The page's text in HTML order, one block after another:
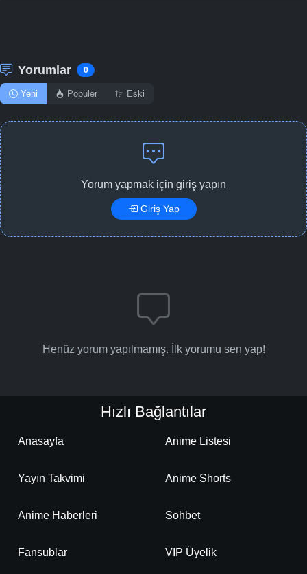
Yorumlar 0
Yeni Popüler Eski
Yorum yapmak için giriş yapın
Giriş Yap
Henüz yorum yapılmamış. İlk yorumu sen yap!
Hızlı Bağlantılar
Anasayfa Anime Listesi
Yayın Takvimi Anime Shorts
Anime Haberleri Sohbet
Fansublar VIP Üyelik